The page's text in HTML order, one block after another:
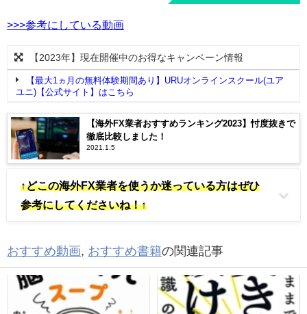
>>>参考にしている動画
【2023年】現在開催中のお得なキャンペーン情報
【最大1ヵ月の無料体験期間あり】URUオンラインスクール(ユア
ユニ)【公式サイト】はこちら
【海外FX業者おすすめランキング2023】忖度抜きで
徹底比較しました！
2021.1.5
↑どこの海外FX業者を使うか迷っている方はぜひ
参考にしてくださいね！↑
おすすめ動画, おすすめ書籍の関連記事